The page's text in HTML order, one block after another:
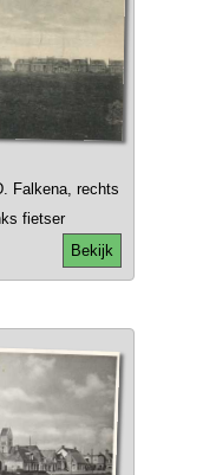
Falkena, rechts
fietser
Bekijk